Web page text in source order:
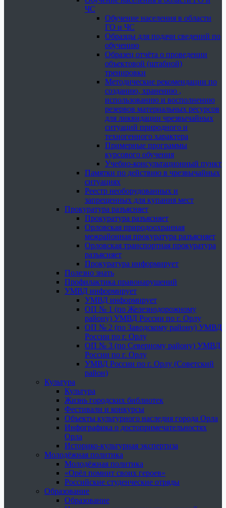
ЧС
Обучение населения в области
ГО и ЧС
Образцы для подачи сведений по
обучению
Образец отчёта о проведении
объектовой (штабной)
тренировки
Методические рекомендации по
созданию, хранению ,
использованию и восполнению
резервов материальных ресурсов
для ликвидации чрезвычайных
ситуаций природного и
техногенного характера
Примерные программы
курсового обучения
Учебно-консультационный пункт
Памятки по действию в чрезвычайных
ситуациях
Реестр необорудованных и
запрещенных для купания мест
Прокуратура разъясняет
Прокуратура разъясняет
Орловская природоохранная
межрайонная прокуратура разъясняет
Орловская транспортная прокуратура
разъясняет
Прокуратура информирует
Полезно знать
Профилактика правонарушений
УМВД информирует
УМВД информирует
ОП № 1 (по Железнодорожному
району) УМВД России по г. Орлу
ОП № 2 (по Заводскому району) УМВД
России по г. Орлу
ОП № 3 (по Северному району) УМВД
России по г. Орлу
УМВД России по г. Орлу (Советский
район)
Культура
Культура
Жизнь городских библиотек
Фестивали и конкурсы
Объекты культурного наследия города Орла
Инфографика о достопримечательностях
Орла
Историко-культурная экспертиза
Молодёжная политика
Молодёжная политика
«Орёл помнит своих героев»
Российские студенческие отряды
Образование
Образование